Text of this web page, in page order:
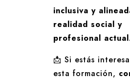
inclusiva y
realidad social y
profesional actual.
📩 Si estás
esta formación,